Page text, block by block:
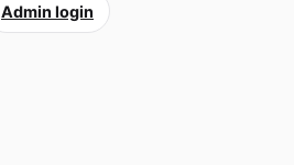
Admin login